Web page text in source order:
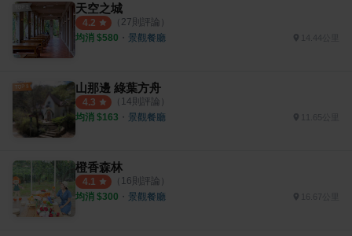
天空之城
4.2 （ 27則評論）
均消 $580 ・ 景觀餐廳 14.44公里
山那邊 綠葉方舟
4.3 （ 14則評論）
均消 $163 ・ 景觀餐廳 11.65公里
橙香森林
4.1 （ 16則評論）
均消 $300 ・ 景觀餐廳